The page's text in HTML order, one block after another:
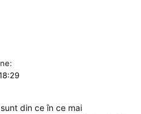
din ce în ce mai